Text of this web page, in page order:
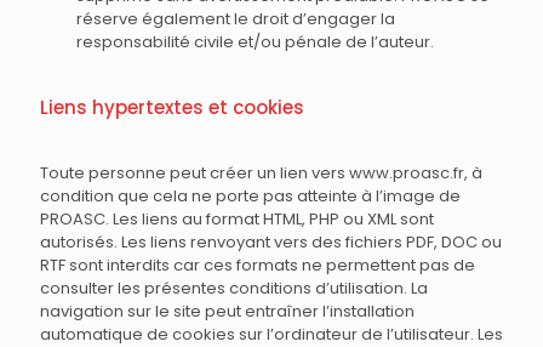
réserve également le droit d’engager la
responsabilité civile et/ou pénale de l’auteur.
Liens hypertextes et cookies
Toute personne peut créer un lien vers www.proasc.fr, à
condition que cela ne porte pas atteinte à l’image de
PROASC. Les liens au format HTML, PHP ou XML sont
autorisés. Les liens renvoyant vers des fichiers PDF, DOC ou
RTF sont interdits car ces formats ne permettent pas de
consulter les présentes conditions d’utilisation. La
navigation sur le site peut entraîner l’installation
automatique de cookies sur l’ordinateur de l’utilisateur. Les